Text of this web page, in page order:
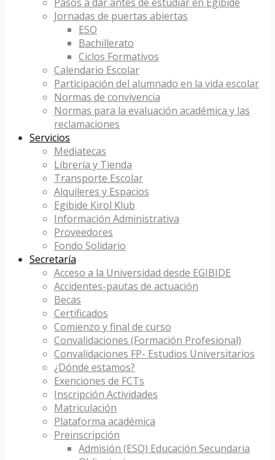
Jornadas de puertas abiertas
ESO
Bachillerato
Ciclos Formativos
Calendario Escolar
Participación del alumnado en la vida escolar
Normas de convivencia
Normas para la evaluación académica y las
reclamaciones
Servicios
Mediatecas
Librería y Tienda
Transporte Escolar
Alquileres y Espacios
Egibide Kirol Klub
Información Administrativa
Proveedores
Fondo Solidario
Secretaría
Acceso a la Universidad desde EGIBIDE
Accidentes-pautas de actuación
Becas
Certificados
Comienzo y final de curso
Convalidaciones (Formación Profesional)
Convalidaciones FP- Estudios Universitarios
¿Dónde estamos?
Exenciones de FCTs
Inscripción Actividades
Matriculación
Plataforma académica
Preinscripción
Admisión (ESO) Educación Secundaria